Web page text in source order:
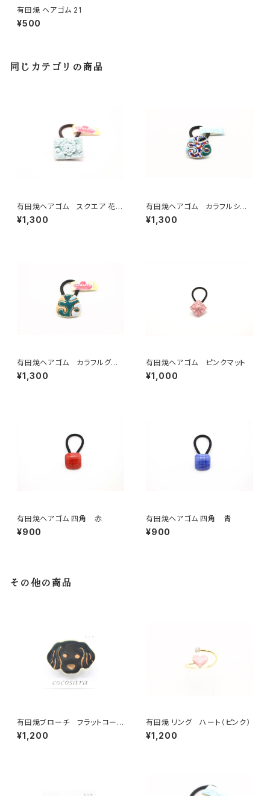
有田焼 ヘアゴム 21
¥500
同じカテゴリの商品
有田焼ヘアゴム スクエア 花
(水色)
¥1,300
有田焼ヘアゴム カラフルシル
バー
¥1,300
有田焼ヘアゴム カラフルグリ
ーン
¥1,300
有田焼ヘアゴム ピンクマット
¥1,000
有田焼ヘアゴム 四角 赤
¥900
有田焼ヘアゴム 四角 青
¥900
その他の商品
有田焼ブローチ フラットコーテ
ッド・レトリーバー
¥1,200
有田焼 リング ハート（ピンク）
¥1,200